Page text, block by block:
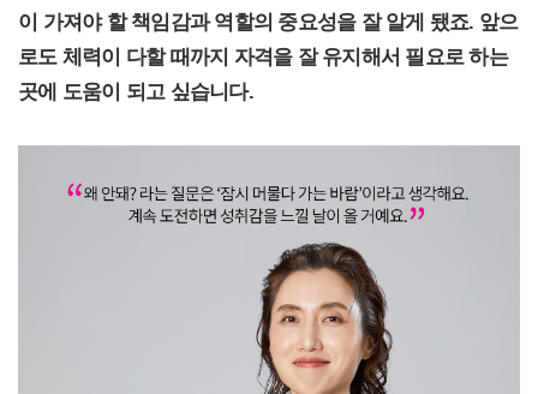
이 가져야 할 책임감과 역할의 중요성을 잘 알게 됐죠. 앞으
로도 체력이 다할 때까지 자격을 잘 유지해서 필요로 하는
곳에 도움이 되고 싶습니다.